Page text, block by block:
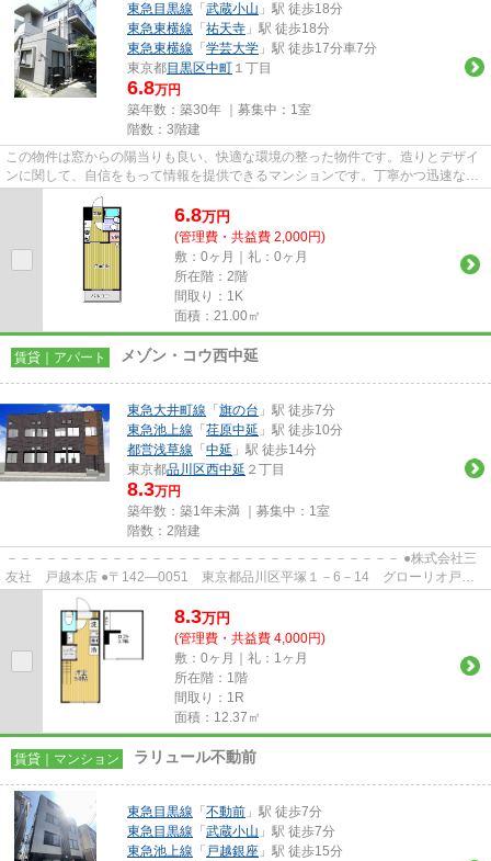
東急目黒線 「 武蔵小山 」駅 徒歩18分
東急東横線 「 祐天寺 」駅 徒歩18分
東急東横線 「 学芸大学 」駅 徒歩17分車7分
東京都目黒区中町 １丁目
6.8万円
築年数：築30年 ｜募集中： 1室
階数：3階建
この物件は窓からの陽当りも良い、快適な環境の整った物件です。造りとデザイ
ンに関して、自信をもって情報を提供できるマンションです。丁寧かつ迅速な対
応がモットーの三友社 武蔵...
6.8万円
(管理費・共益費 2,000円)
敷：0ヶ月｜礼：0ヶ月
所在階：2階
間取り：1K
面積：21.00㎡
賃貸｜アパート メゾン・コウ西中延
東急大井町線 「 旗の台 」駅 徒歩7分
東急池上線 「 荏原中延 」駅 徒歩10分
都営浅草線 「 中延 」駅 徒歩14分
東京都品川区西中延 ２丁目
8.3万円
築年数：築1年未満 ｜募集中： 1室
階数：2階建
－－－－－－－－－－－－－－－－－－－－－－－－－－－－－－ ●株式会社三
友社 戸越本店 ●〒142―0051 東京都品川区平塚１－6－14 グローリオ戸越
銀座1階 ●TEL：03-3783-1218...
8.3万円
(管理費・共益費 4,000円)
敷：0ヶ月｜礼：1ヶ月
所在階：1階
間取り：1R
面積：12.37㎡
賃貸｜マンション ラリュール不動前
東急目黒線 「 不動前 」駅 徒歩7分
東急目黒線 「 武蔵小山 」駅 徒歩7分
東急池上線 「 戸越銀座 」駅 徒歩15分